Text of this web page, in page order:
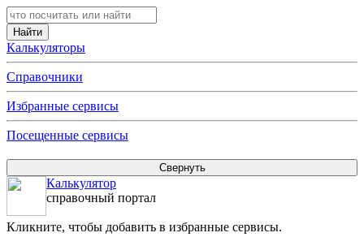
Калькуляторы
Справочники
Избранные сервисы
Посещенные сервисы
Калькулятор
справочный портал
Кликните, чтобы добавить в избранные сервисы.